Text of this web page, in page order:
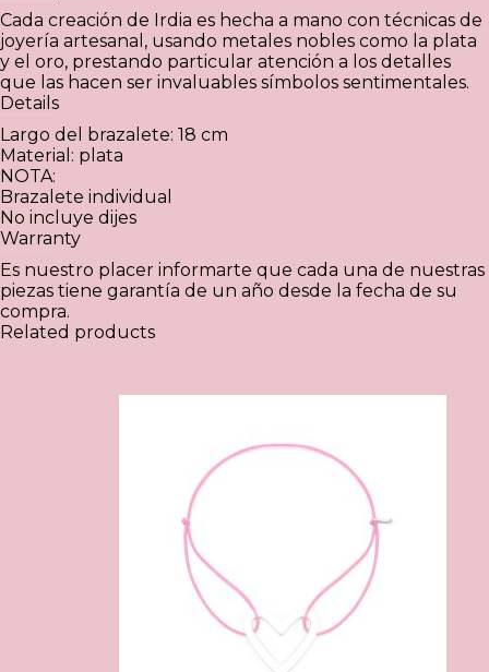
Cada creación de Irdia es hecha a mano con técnicas de
joyería artesanal, usando metales nobles como la plata
y el oro, prestando particular atención a los detalles
que las hacen ser invaluables símbolos sentimentales.
Details
Largo del brazalete: 18 cm
Material: plata
NOTA:
Brazalete individual
No incluye dijes
Warranty
Es nuestro placer informarte que cada una de nuestras
piezas tiene garantía de un año desde la fecha de su
compra.
Related products